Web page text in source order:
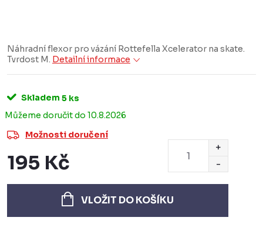
Náhradní flexor pro vázání Rottefella Xcelerator na skate.
Tvrdost M. Detailní informace
Skladem 5 ks
10.8.2026
Možnosti doručení
195 Kč
cena:
VLOŽIT DO KOŠÍKU